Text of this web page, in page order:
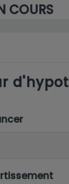
COURS